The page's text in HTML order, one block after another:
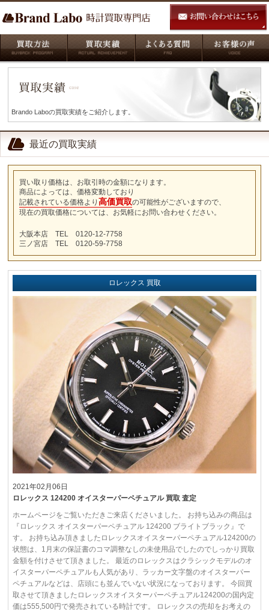
Brando Laboの買取実績をご紹介します。
最近の買取実績
買い取り価格は、お取引時の金額になります。
商品によっては、価格変動しており
記載されている価格より 高価買取の可能性がございますので、
現在の買取価格については、お気軽にお問い合わせください。
大阪本店 TEL 0120-12-7758
三ノ宮店 TEL 0120-59-7758
ロレックス 買取
2021年02月06日
ロレックス 124200 オイスターパーペチュアル 買取 査定
ホームページをご覧いただきご来店くださいました。 お持ち込みの商品は
『ロレックス オイスターパーペチュアル 124200 ブライトブラック』で
す。 お持ち込み頂きましたロレックスオイスターパーペチュアル124200の
状態は、1月末の保証書のコマ調整なしの未使用品でしたのでしっかり買取
金額を付けさせて頂きました。 最近のロレックスはクラシックモデルのオ
イスターパーペチュアルも人気があり、ラッカー文字盤のオイスターパー
ペチュアルなどは、店頭にも並んでいない状況になっております。 今回買
取させて頂きましたロレックスオイスターパーペチュアル124200の国内定
価は555,500円で発売されている時計です。 ロレックスの売却をお考えの